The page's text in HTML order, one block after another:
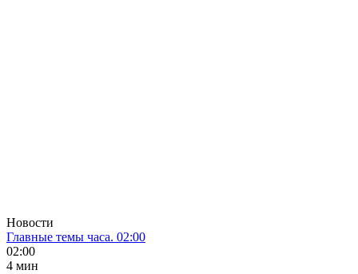
Новости
Главные темы часа. 02:00
02:00
4 мин